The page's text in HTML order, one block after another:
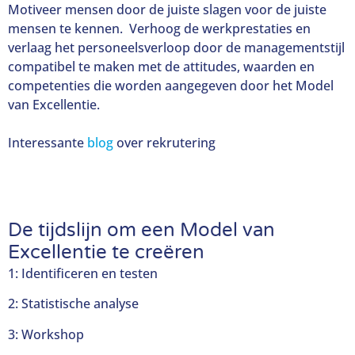
Motiveer mensen door de juiste slagen voor de juiste
mensen te kennen. Verhoog de werkprestaties en
verlaag het personeelsverloop door de managementstijl
compatibel te maken met de attitudes, waarden en
competenties die worden aangegeven door het Model
van Excellentie.
Interessante blogover rekrutering
De tijdslijn om een Model van
Excellentie te creëren
1: Identificeren en testen
2: Statistische analyse
3: Workshop